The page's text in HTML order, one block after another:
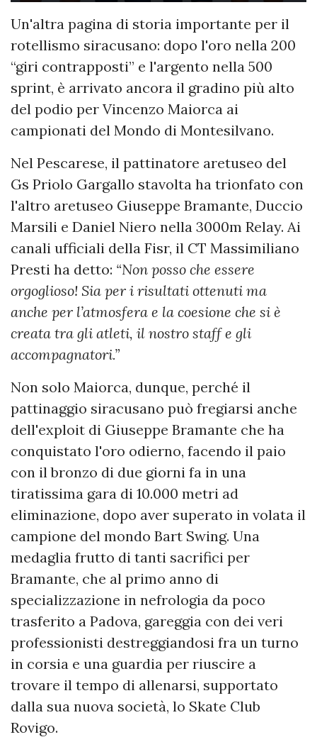
Un'altra pagina di storia importante per il
rotellismo siracusano: dopo l'oro nella 200
“giri contrapposti” e l'argento nella 500
sprint, è arrivato ancora il gradino più alto
del podio per Vincenzo Maiorca ai
campionati del Mondo di Montesilvano.
Nel Pescarese, il pattinatore aretuseo del
Gs Priolo Gargallo stavolta ha trionfato con
l'altro aretuseo Giuseppe Bramante, Duccio
Marsili e Daniel Niero nella 3000m Relay. Ai
canali ufficiali della Fisr, il CT Massimiliano
Presti ha detto: “Non posso che essere
orgoglioso! Sia per i risultati ottenuti ma
anche per l’atmosfera e la coesione che si è
creata tra gli atleti, il nostro staff e gli
accompagnatori.”
Non solo Maiorca, dunque, perché il
pattinaggio siracusano può fregiarsi anche
dell'exploit di Giuseppe Bramante che ha
conquistato l'oro odierno, facendo il paio
con il bronzo di due giorni fa in una
tiratissima gara di 10.000 metri ad
eliminazione, dopo aver superato in volata il
campione del mondo Bart Swing. Una
medaglia frutto di tanti sacrifici per
Bramante, che al primo anno di
specializzazione in nefrologia da poco
trasferito a Padova, gareggia con dei veri
professionisti destreggiandosi fra un turno
in corsia e una guardia per riuscire a
trovare il tempo di allenarsi, supportato
dalla sua nuova società, lo Skate Club
Rovigo.